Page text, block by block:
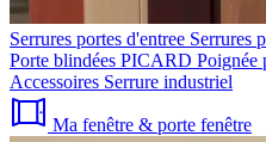
Serrures portes d'entree Serrures
Porte blindées PICARD Poignée
Accessoires Serrure industriel
Ma fenêtre & porte fenêtre